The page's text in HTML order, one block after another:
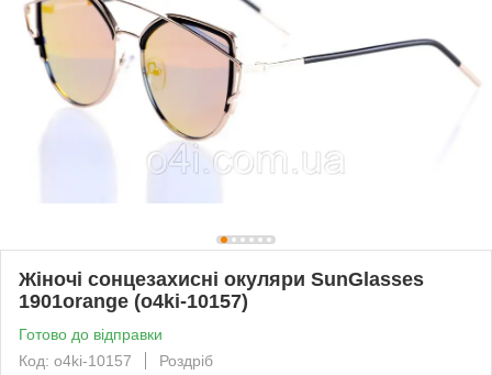
Жіночі сонцезахисні окуляри SunGlasses
1901orange (o4ki-10157)
Готово до відправки
Код: o4ki-10157
Роздріб